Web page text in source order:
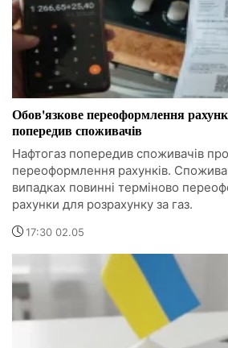
Обов'язкове переоформлення
попередив споживачів
Нафтогаз попередив споживачів
переоформлення рахунків.
випадках повинні терміново
рахунки для розрахунку за газ.
17:30 02.05